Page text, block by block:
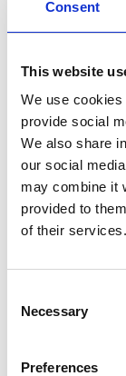
Consent
This website
We use
provide social
We also share
our social
may combine it
provided to
of their services.
Selection
Necessary
Preferences
Sprängskiss